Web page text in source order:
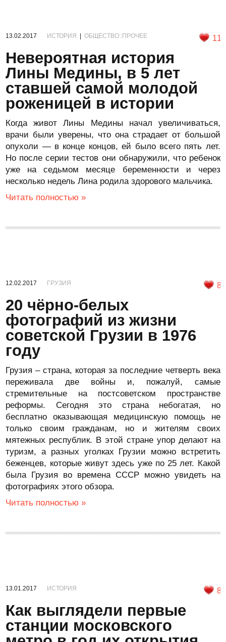
13.02.2017 ИСТОРИЯ |ОБЩЕСТВО::ПРОЧЕЕ 11
Невероятная история
Лины Медины, в 5 лет
ставшей самой молодой
роженицей в истории
Когда живот Лины Медины начал увеличиваться,
врачи были уверены, что она страдает от большой
опухоли — в конце концов, ей было всего пять лет.
Но после серии тестов они обнаружили, что ребенок
уже на седьмом месяце беременности и через
несколько недель Лина родила здорового мальчика.
Читать полностью »
12.02.2017 ГРУЗИЯ 8
20 чёрно-белых
фотографий из жизни
советской Грузии в 1976
году
Грузия – страна, которая за последние четверть века
переживала две войны и, пожалуй, самые
стремительные на постсоветском пространстве
реформы. Сегодня это страна небогатая, но
бесплатно оказывающая медицинскую помощь не
только своим гражданам, но и жителям своих
мятежных республик. В этой стране упор делают на
туризм, а разных уголках Грузии можно встретить
беженцев, которые живут здесь уже по 25 лет. Какой
была Грузия во времена СССР можно увидеть на
фотографиях этого обзора.
Читать полностью »
13.01.2017 ИСТОРИЯ 8
Как выглядели первые
станции московского